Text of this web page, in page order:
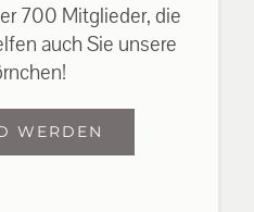
700 Mitglieder, die
auch Sie unsere
WERDEN